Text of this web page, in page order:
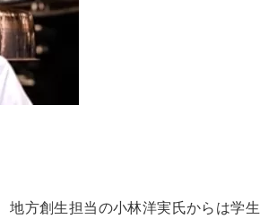
方創生担当の小林洋実氏からは学生